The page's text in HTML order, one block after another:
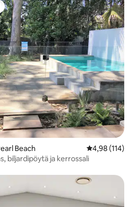
parhaimmistoa
Beach
4,98 (114)
biljardipöytä ja kerrossali